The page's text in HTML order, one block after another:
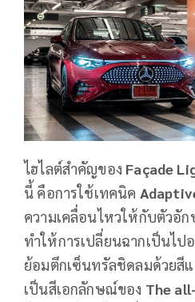
ไฮไลต์สำคัญของ Façade
นี้ คือการใช้เทคนิค
ความเคลื่อนไหวให้กับตัวอั
ทำให้การเปลี่ยนฉากเป็นไป
ย้อมตึกเซ็นทรัลชิดลมด้วยสี
เป็นสีเอกลักษณ์ของ The